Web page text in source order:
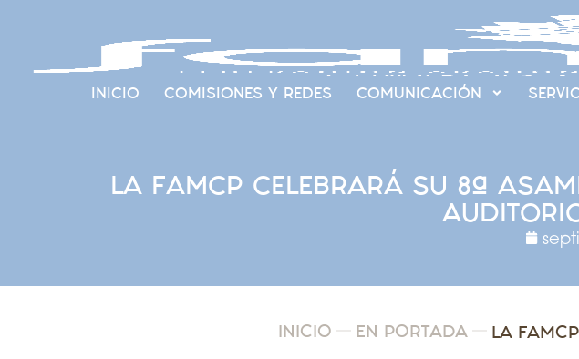
INICIO COMISIONES Y REDES COMUNICACIÓN
LA FAMCP CELEBRARÁ SU 8ª
INICIO EN PORTADA